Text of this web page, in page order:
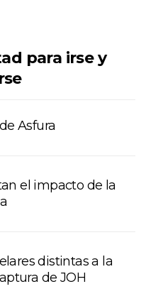
para irse y
Asfura
el impacto de la
distintas a la
de JOH